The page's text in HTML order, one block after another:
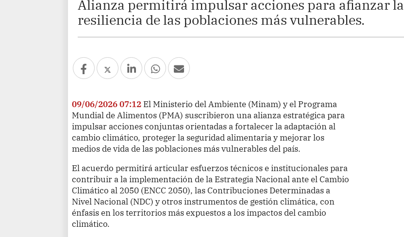
Alianza permitirá impulsar acciones para afianzar la
resiliencia de las poblaciones más vulnerables.
09/06/2026 07:12 El Ministerio del Ambiente (Minam) y el Programa
Mundial de Alimentos (PMA) suscribieron una alianza estratégica para
impulsar acciones conjuntas orientadas a fortalecer la adaptación al
cambio climático, proteger la seguridad alimentaria y mejorar los
medios de vida de las poblaciones más vulnerables del país.
El acuerdo permitirá articular esfuerzos técnicos e institucionales para
contribuir a la implementación de la Estrategia Nacional ante el Cambio
Climático al 2050 (ENCC 2050), las Contribuciones Determinadas a
Nivel Nacional (NDC) y otros instrumentos de gestión climática, con
énfasis en los territorios más expuestos a los impactos del cambio
climático.